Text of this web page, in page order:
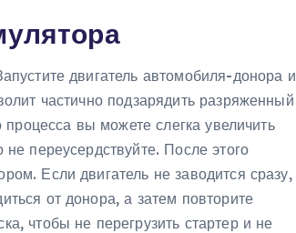
двигатель автомобиля-донора и
частично подзарядить разряженный
процесса вы можете слегка увеличить
переусердствуйте. После этого
Если двигатель не заводится сразу,
от донора, а затем повторите
чтобы не перегрузить стартер и не